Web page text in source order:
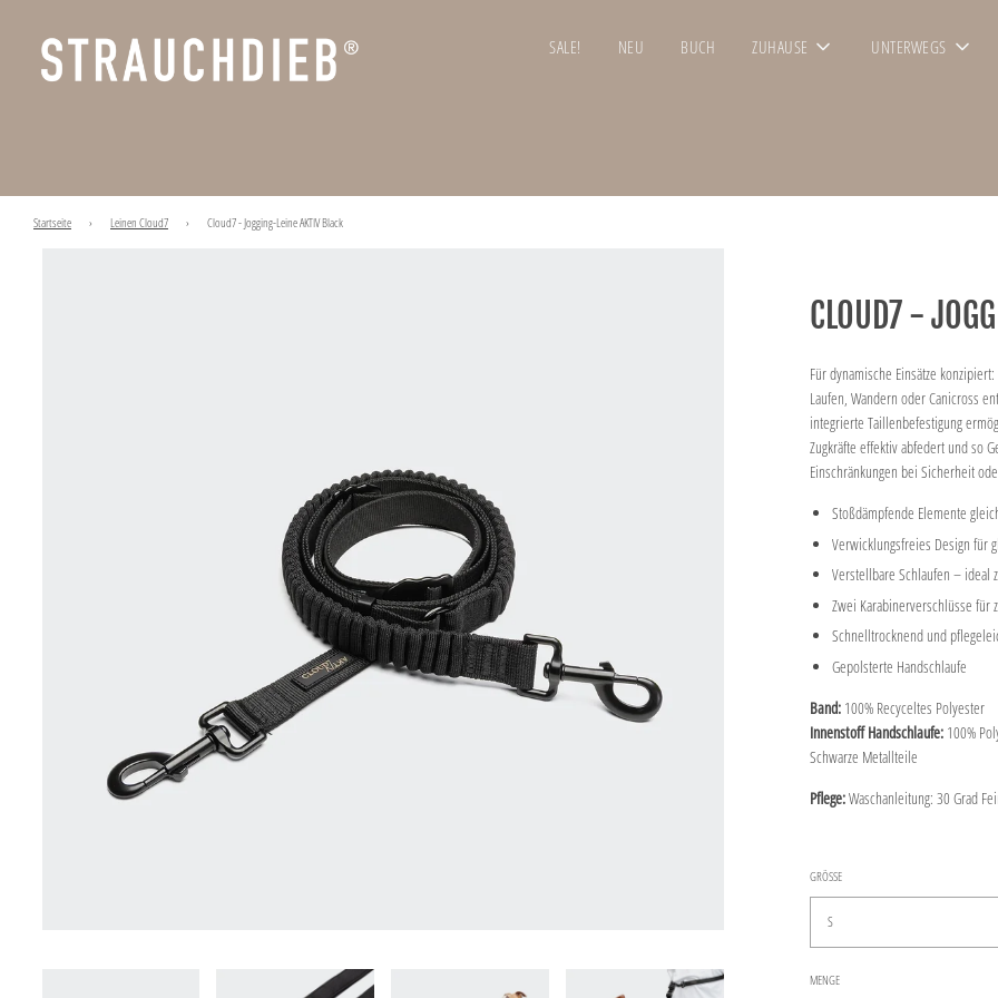
SALE! NEU BUCH ZUHAUSE UNTERWEGS
Startseite › Leinen Cloud7 › Cloud7 - Jogging-Leine AKTIV Black
CLOUD7 -
Für dynamische Einsätze
Laufen, Wandern oder Canicross
integrierte Taillenbefestigung
Zugkräfte effektiv abfedert und so
Einschränkungen bei Sicherheit
Stoßdämpfende Elemente
Verwicklungsfreies Design für
Verstellbare Schlaufen – ideal
Zwei Karabinerverschlüsse für
Schnelltrocknend und
Gepolsterte Handschlaufe
Band: 100% Recyceltes Polyester
Innenstoff Handschlaufe: 100%
Schwarze Metallteile
Pflege:Waschanleitung: 30 Grad
GRÖSSE
S
MENGE